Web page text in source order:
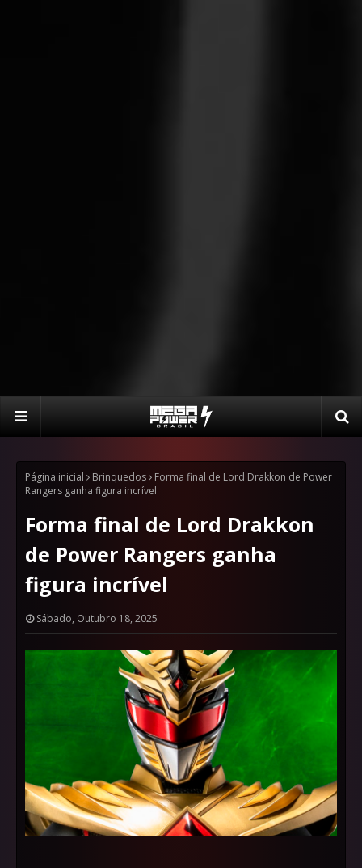
Página inicial Brinquedos
Forma final de Lord Drakkon de Power
Rangers ganha figura incrível
Forma final de Lord Drakkon
de Power Rangers ganha
figura incrível
Sábado, Outubro 18, 2025